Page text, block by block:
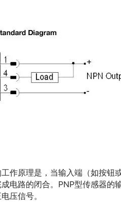
作原理是，当输入端（如按钮
电路的闭合。PNP型传感器的
压信号。